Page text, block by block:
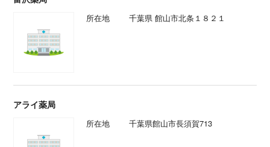
所在地 千葉県 館山市北条１８２１
アライ薬局
所在地 千葉県館山市長須賀713